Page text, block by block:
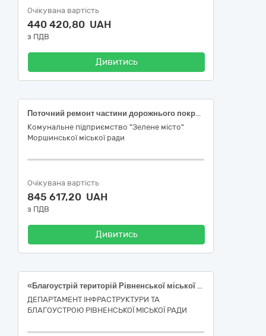
Очікувана вартість
440 420,80 UAH
з ПДВ
Дивитись
Поточний ремонт частини дорожнього покриття по вул.Л.Українки (від буд.1 до буд.13) в с.Баня Лисовицька, Стрийського району, Львівської області
Комунальне підприємство "Зелене місто"
Моршинської міської ради
Очікувана вартість
845 617,20 UAH
з ПДВ
Дивитись
«Благоустрій територій Рівненської міської територіальної громади шляхом поточного ремонту і влаштування майданчика для вигулу собак на земельній ділянці з кадастровим номером 5610100000:01:041:0654 в Гідропарку в м. Рівному»
ДЕПАРТАМЕНТ ІНФРАСТРУКТУРИ ТА
БЛАГОУСТРОЮ РІВНЕНСЬКОЇ МІСЬКОЇ РАДИ